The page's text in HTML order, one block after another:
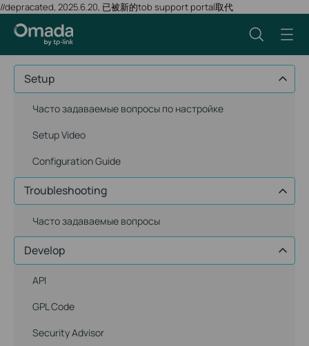
//depracated, 2025.6.20, 已被新的tob support portal取代
Setup
Часто задаваемые вопросы по настройке
Setup Video
Configuration Guide
Troubleshooting
Часто задаваемые вопросы
Develop
API
GPL Code
Security Advisor